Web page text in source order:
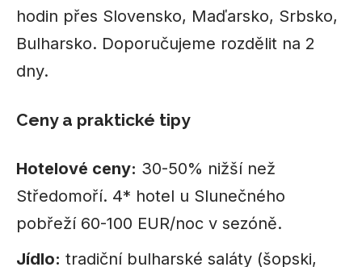
hodin přes Slovensko, Maďarsko, Srbsko,
Bulharsko. Doporučujeme rozdělit na 2
dny.
Ceny a praktické tipy
Hotelové ceny: 30-50% nižší než
Středomoří. 4* hotel u Slunečného
pobřeží 60-100 EUR/noc v sezóně.
Jídlo: tradiční bulharské saláty (šopski,